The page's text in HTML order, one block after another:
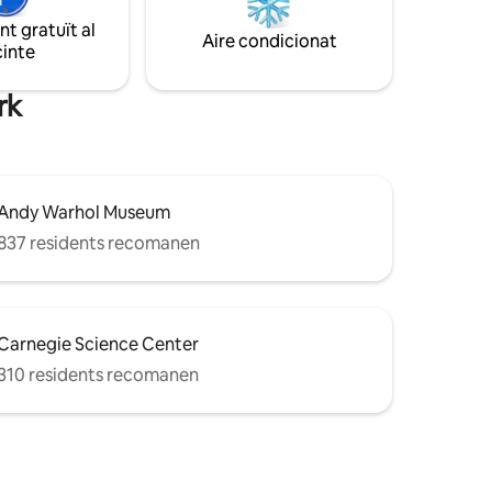
a
a
completament el gener del 2025 amb
equipament i serveis de luxe. Reserva ara
per gaudir d'una estada inoblidable!
gratuït al
Aire condicionat
Warhol Museum
residents recomanen
Science Center
residents recomanen